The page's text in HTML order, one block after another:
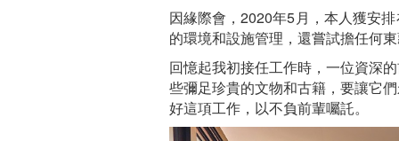
因緣際會，2020年5月，本人獲安
的環境和設施管理，還嘗試擔任何東
回憶起我初接任工作時，一位資深
些彌足珍貴的文物和古籍，要讓它
好這項工作，以不負前輩囑託。